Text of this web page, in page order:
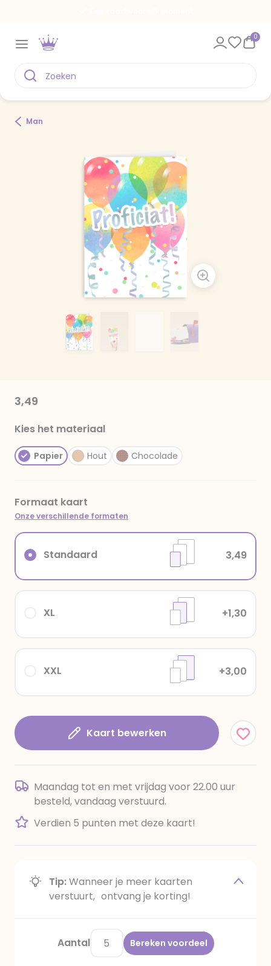
0
Man
3,49
Kies het materiaal
Papier Hout Chocolade
Formaat kaart
Onze verschillende formaten
XXL +3,00
XL +1,30
Standaard 3,49
Kaart bewerken
Maandag tot en met vrijdag voor 22.00 uur
besteld, vandaag verstuurd.
Verdien 5 punten met deze kaart!
Tip:Wanneer je meer kaarten
verstuurt, ontvang je korting!
Aantal Bereken voordeel